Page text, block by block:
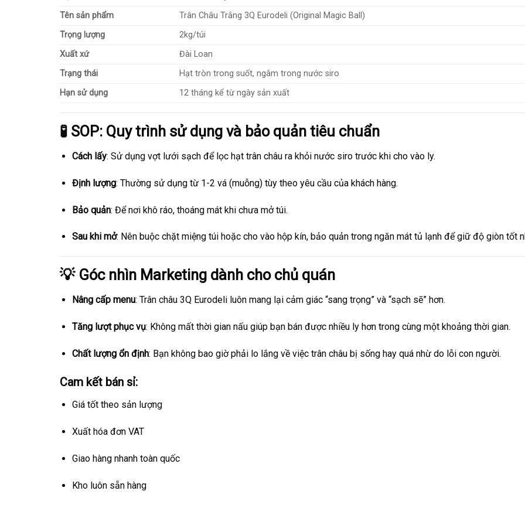
Tên sản phẩm
Trân Châu Trắng 3Q Eurodeli (Original Magic Ball)
Trọng lượng
2kg/túi
Xuất xứ
Đài Loan
Trạng thái
Hạt tròn trong suốt, ngâm trong nước siro
Hạn sử dụng
12 tháng kể từ ngày sản xuất
🧪 SOP: Quy trình sử dụng và bảo quản tiêu chuẩn
Cách lấy: Sử dụng vợt lưới sạch để lọc hạt trân châu ra khỏi nước siro trước khi cho vào ly.
Định lượng: Thường sử dụng từ 1-2 vá (muỗng) tùy theo yêu cầu của khách hàng.
Bảo quản: Để nơi khô ráo, thoáng mát khi chưa mở túi.
Sau khi mở: Nên buộc chặt miệng túi hoặc cho vào hộp kín, bảo quản trong ngăn mát tủ lạnh để giữ độ giòn tốt
💡 Góc nhìn Marketing dành cho chủ quán
Nâng cấp menu: Trân châu 3Q Eurodeli luôn mang lại cảm giác “sang trọng” và “sạch sẽ” hơn.
Tăng lượt phục vụ: Không mất thời gian nấu giúp bạn bán được nhiều ly hơn trong cùng một khoảng thời gian.
Chất lượng ổn định: Bạn không bao giờ phải lo lắng về việc trân châu bị sống hay quá nhừ do lỗi con người.
Cam kết bán sỉ:
Giá tốt theo sản lượng
Xuất hóa đơn VAT
Giao hàng nhanh toàn quốc
Kho luôn sẵn hàng